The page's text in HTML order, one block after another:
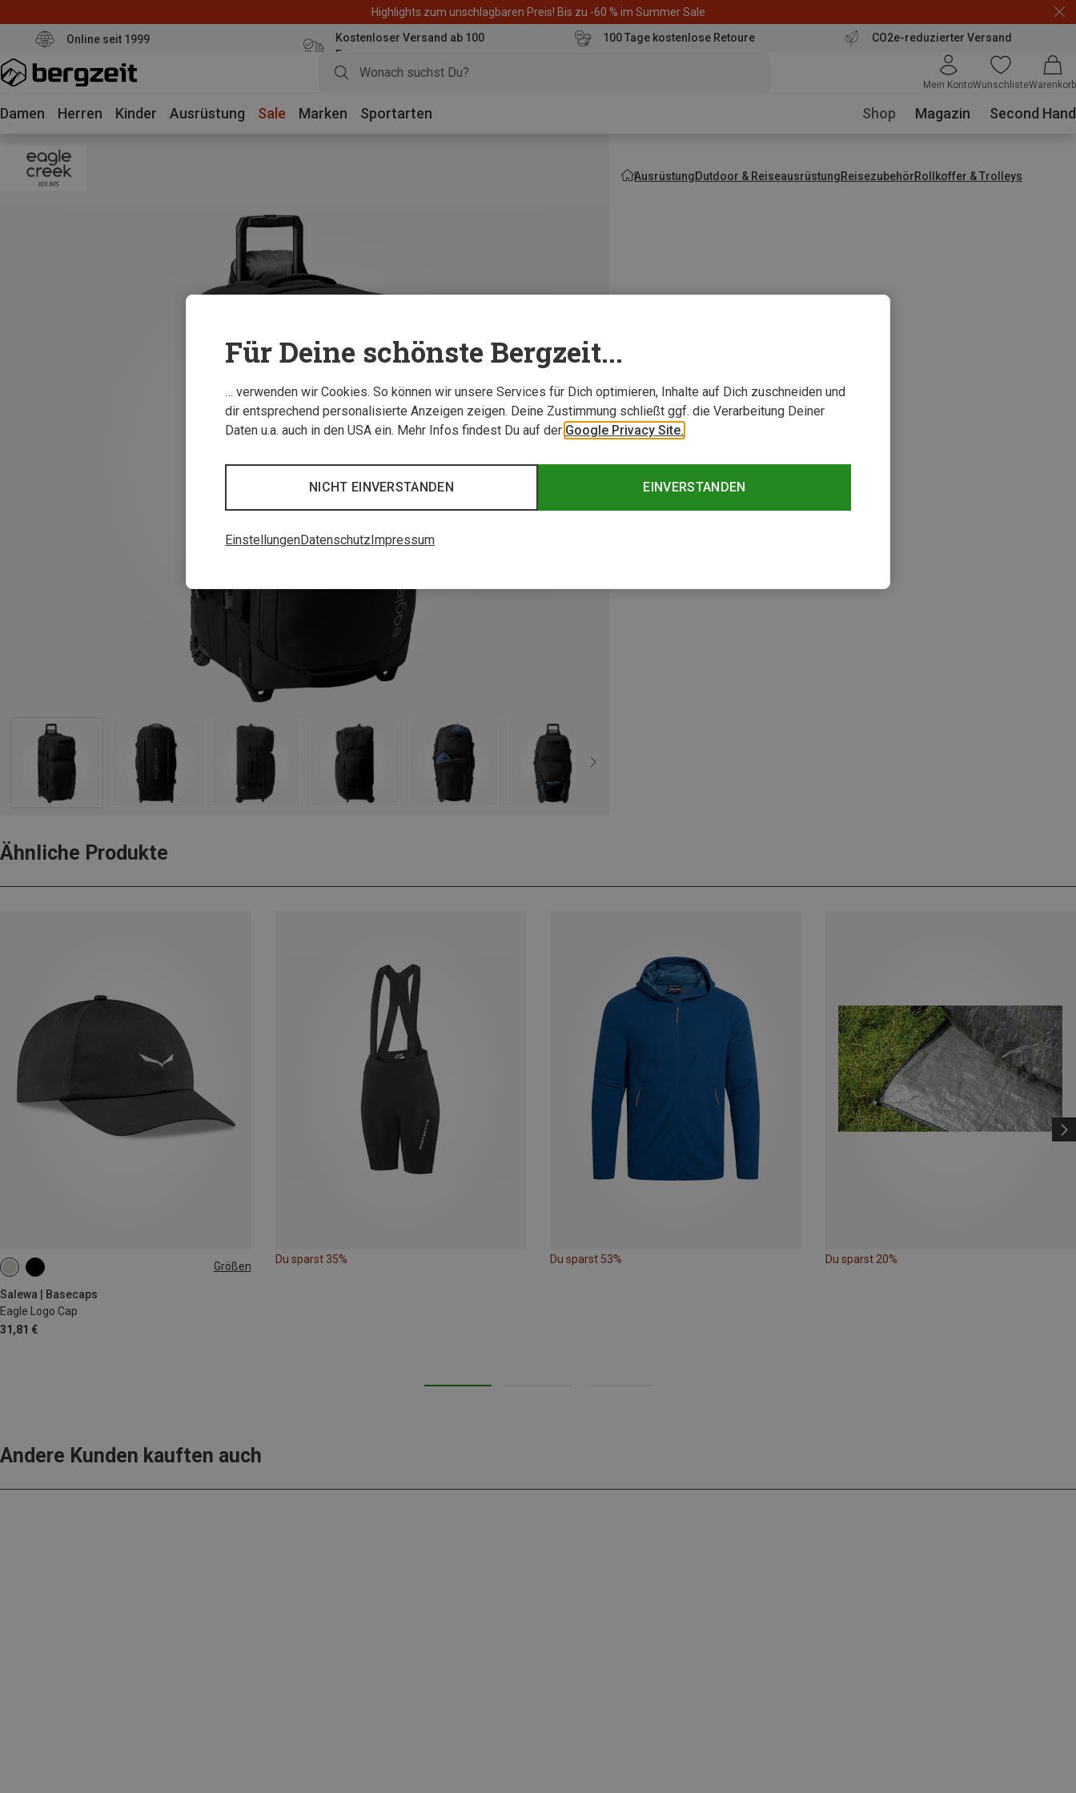
Highlights zum unschlagbaren Preis! Bis zu -60 % im Summer Sale
Online seit 1999
Kostenloser Versand ab 100
Euro
100 Tage kostenlose Retoure CO2e-reduzierter Versand
Mein KontoWunschlisteWarenkorb
Damen Herren Kinder Ausrüstung Sale Marken Sportarten Shop Magazin Second Hand
AusrüstungOutdoor & ReiseausrüstungReisezubehörRollkoffer & Trolleys
Ähnliche Produkte
Größen
Salewa | Basecaps
Eagle Logo Cap
31,81 €
ONE SIZE
Du sparst 35% Du sparst 53% Du sparst 20%
Andere Kunden kauften auch
Für Deine schönste Bergzeit...
… verwenden wir Cookies. So können wir unsere Services für Dich optimieren, Inhalte auf Dich zuschneiden und
dir entsprechend personalisierte Anzeigen zeigen. Deine Zustimmung schließt ggf. die Verarbeitung Deiner
Daten u.a. auch in den USA ein. Mehr Infos findest Du auf der Google Privacy Site.
EINVERSTANDEN
NICHT EINVERSTANDEN
EinstellungenDatenschutz Impressum